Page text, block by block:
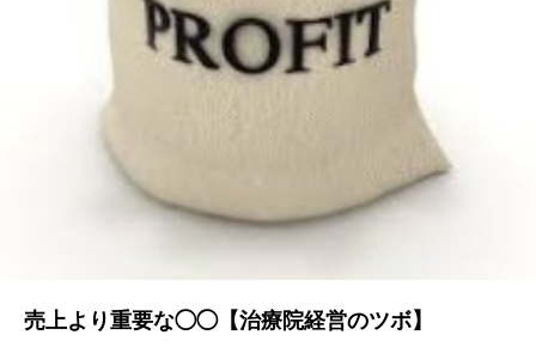
売上より重要な◯◯【治療院経営のツボ】